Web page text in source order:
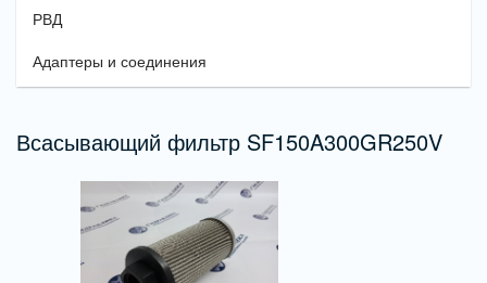
РВД
Адаптеры и соединения
Всасывающий фильтр SF150A300GR250V